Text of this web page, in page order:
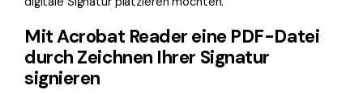
Mit Acrobat Reader eine PDF-Datei
durch Zeichnen Ihrer Signatur
signieren